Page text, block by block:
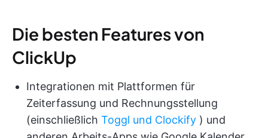
Die besten Features von
ClickUp
Integrationen mit Plattformen für
Zeiterfassung und Rechnungsstellung
(einschließlich Toggl und Clockify ) und